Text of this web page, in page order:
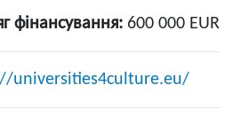
фінансування: 600 000 EUR
universities4culture.eu/